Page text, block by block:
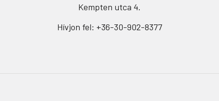
Kempten utca 4.
Hívjon fel: +36-30-902-8377